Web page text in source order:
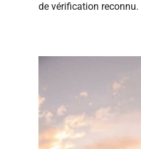
de vérification reconnu.